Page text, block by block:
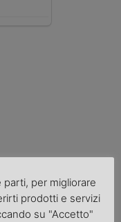
per migliorare
prodotti e servizi
su "Accetto"